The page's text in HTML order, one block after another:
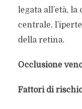
legata all’età,
centrale,
della retina.
Occlusione
Fattori di